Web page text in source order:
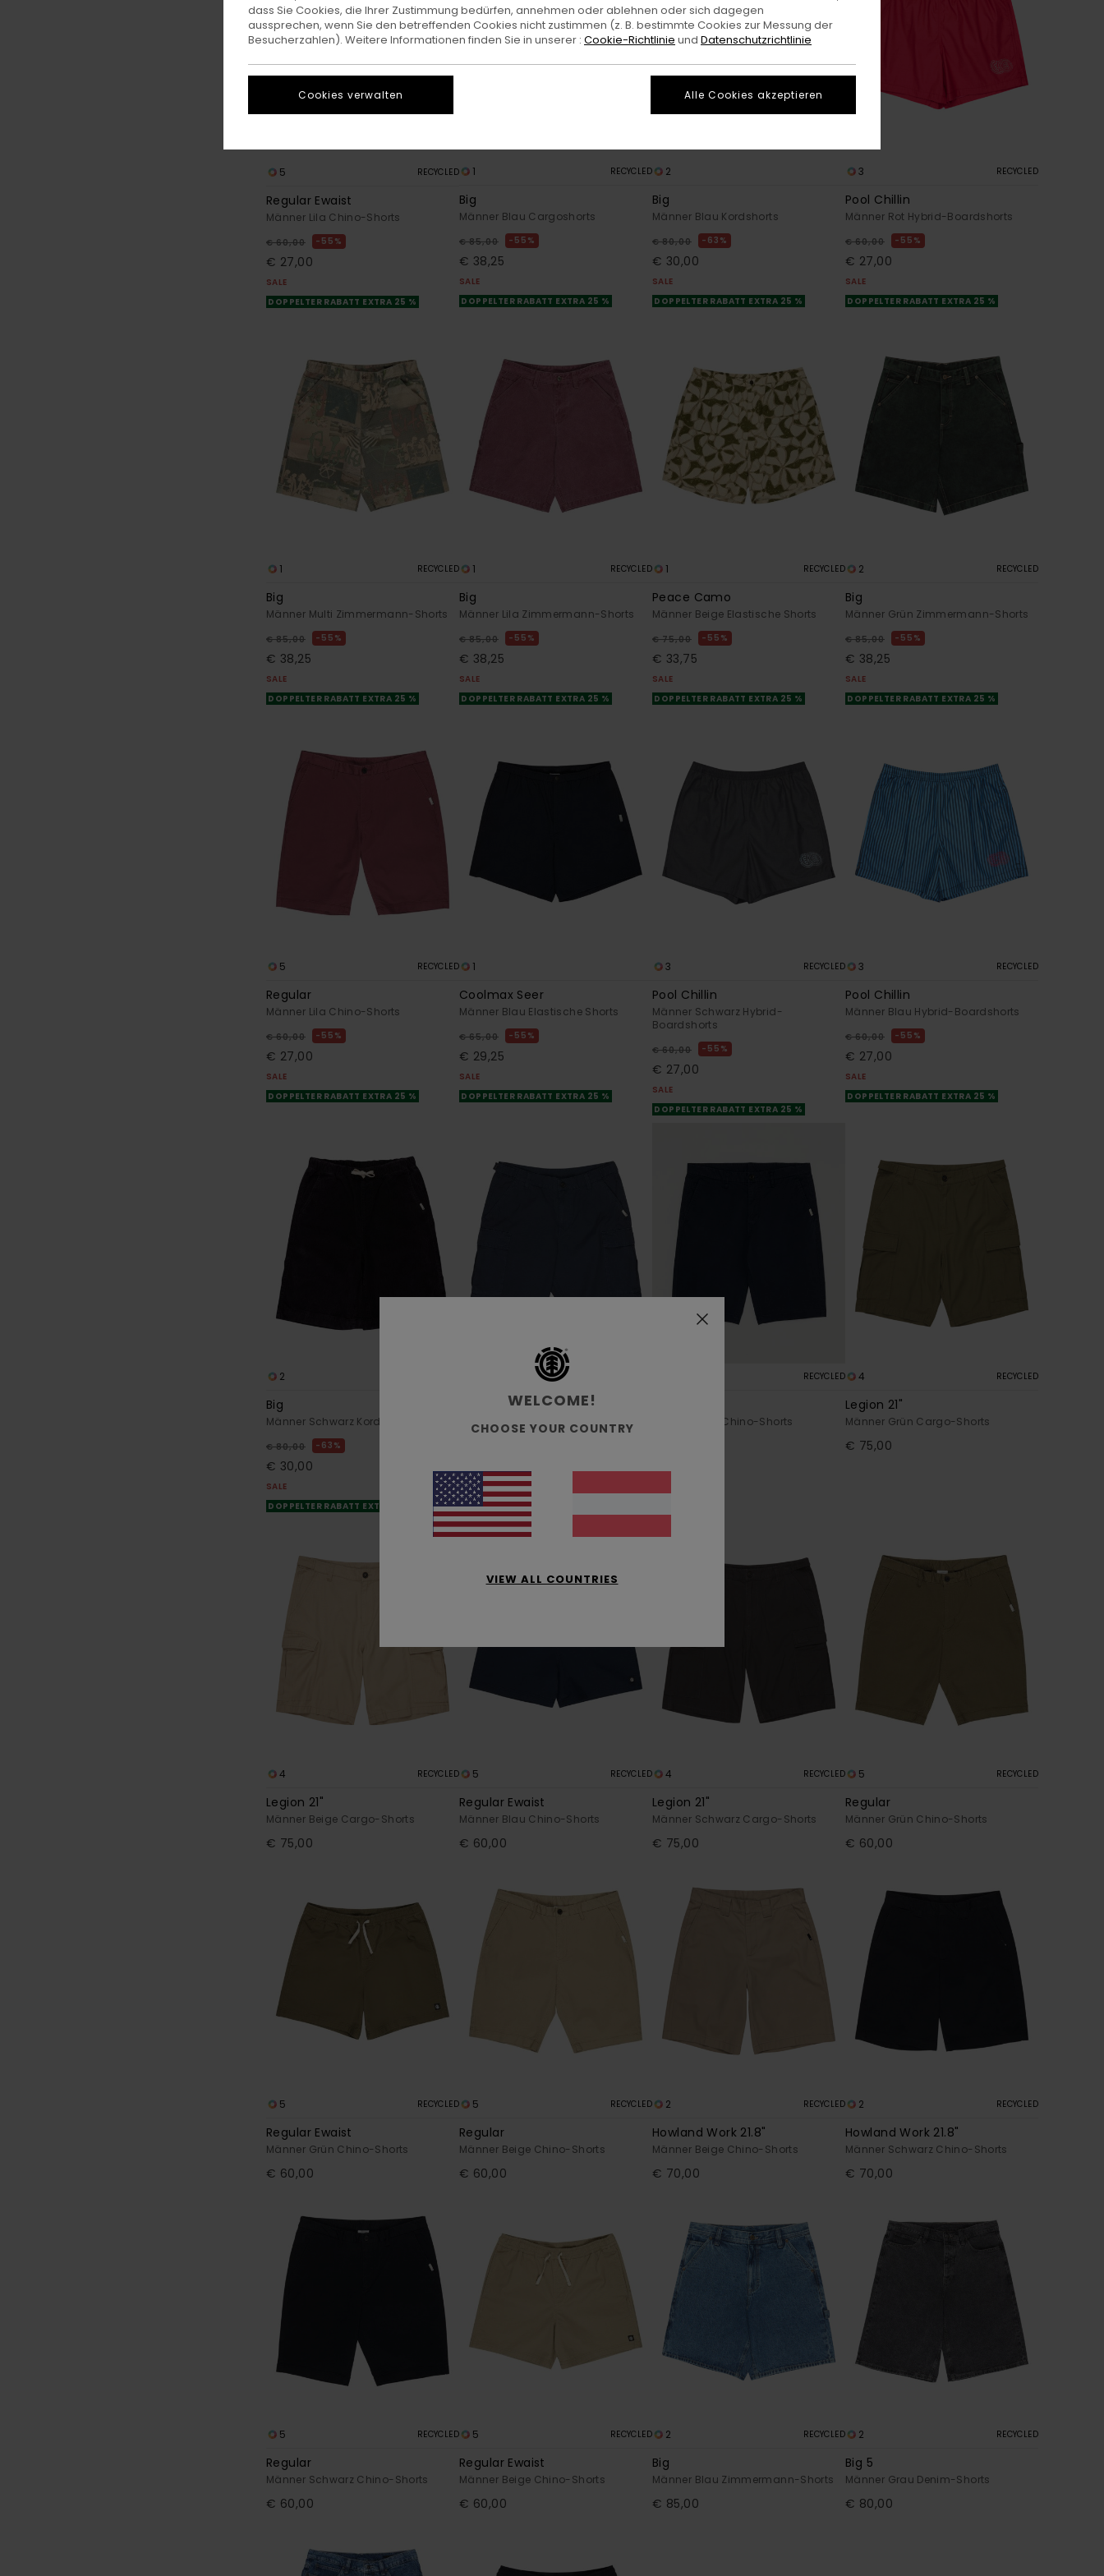
5 RECYCLED
Regular Ewaist
Männer Lila Chino-Shorts
€ 60,00 55%
€ 27,00
SALE
DOPPELTER RABATT EXTRA 25 %
1 RECYCLED
Big
Männer Blau Cargoshorts
€ 85,00 55%
€ 38,25
SALE
DOPPELTER RABATT EXTRA 25 %
2
Big
Männer Blau Kordshorts
€ 80,00 63%
€ 30,00
SALE
DOPPELTER RABATT EXTRA 25 %
3 RECYCLED
Pool Chillin
Männer Rot Hybrid-Boardshorts
€ 60,00 55%
€ 27,00
SALE
DOPPELTER RABATT EXTRA 25 %
1 RECYCLED
Big
Männer Multi Zimmermann-Shorts
€ 85,00 55%
€ 38,25
SALE
DOPPELTER RABATT EXTRA 25 %
1 RECYCLED
Big
Männer Lila Zimmermann-Shorts
€ 85,00 55%
€ 38,25
SALE
DOPPELTER RABATT EXTRA 25 %
1 RECYCLED
Peace Camo
Männer Beige Elastische Shorts
€ 75,00 55%
€ 33,75
SALE
DOPPELTER RABATT EXTRA 25 %
2 RECYCLED
Big
Männer Grün Zimmermann-Shorts
€ 85,00 55%
€ 38,25
SALE
DOPPELTER RABATT EXTRA 25 %
5 RECYCLED
Regular
Männer Lila Chino-Shorts
€ 60,00 55%
€ 27,00
SALE
DOPPELTER RABATT EXTRA 25 %
1
Coolmax Seer
Männer Blau Elastische Shorts
€ 65,00 55%
€ 29,25
SALE
DOPPELTER RABATT EXTRA 25 %
3 RECYCLED
Pool Chillin
Männer Schwarz Hybrid-
Boardshorts
€ 60,00 55%
€ 27,00
SALE
DOPPELTER RABATT EXTRA 25 %
3 RECYCLED
Pool Chillin
Männer Blau Hybrid-Boardshorts
€ 60,00 55%
€ 27,00
SALE
DOPPELTER RABATT EXTRA 25 %
2
Big
Männer Schwarz Kordshorts
€ 80,00 63%
€ 30,00
SALE
DOPPELTER RABATT EXTRA 25 %
Legion 21"
Männer Blau Cargo-Shorts
RECYCLED
Männer Blau Chino-Shorts
4 RECYCLED
Legion 21"
Männer Grün Cargo-Shorts
€ 75,00
4 RECYCLED
Legion 21"
Männer Beige Cargo-Shorts
€ 75,00
5 RECYCLED
Regular Ewaist
Männer Blau Chino-Shorts
€ 60,00
4 RECYCLED
Legion 21"
Männer Schwarz Cargo-Shorts
€ 75,00
5 RECYCLED
Regular
Männer Grün Chino-Shorts
€ 60,00
5 RECYCLED
Regular Ewaist
Männer Grün Chino-Shorts
€ 60,00
5 RECYCLED
Regular
Männer Beige Chino-Shorts
€ 60,00
2 RECYCLED
Howland Work 21.8"
Männer Beige Chino-Shorts
€ 70,00
2 RECYCLED
Howland Work 21.8"
Männer Schwarz Chino-Shorts
€ 70,00
5 RECYCLED
Regular
Männer Schwarz Chino-Shorts
€ 60,00
5 RECYCLED
Regular Ewaist
Männer Beige Chino-Shorts
€ 60,00
2 RECYCLED
Big
Männer Blau Zimmermann-Shorts
€ 85,00
2 RECYCLED
Big 5
Männer Grau Denim-Shorts
€ 80,00
WELCOME!
CHOOSE YOUR COUNTRY
VIEW ALL COUNTRIES
dass Sie Cookies, die Ihrer Zustimmung bedürfen, annehmen oder ablehnen oder sich dagegen
aussprechen, wenn Sie den betreffenden Cookies nicht zustimmen (z. B. bestimmte Cookies zur Messung der
Besucherzahlen). Weitere Informationen finden Sie in unserer : Cookie-Richtlinie und Datenschutzrichtlinie
Cookies verwalten Alle Cookies akzeptieren